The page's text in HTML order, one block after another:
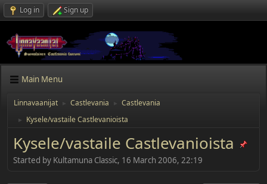
Log in Sign up
Main Menu
Linnavaanijat Castlevania Castlevania
► Kysele/vastaile Castlevanioista
Kysele/vastaile Castlevanioista
Started by Kultamuna Classic, 16 March 2006, 22:19